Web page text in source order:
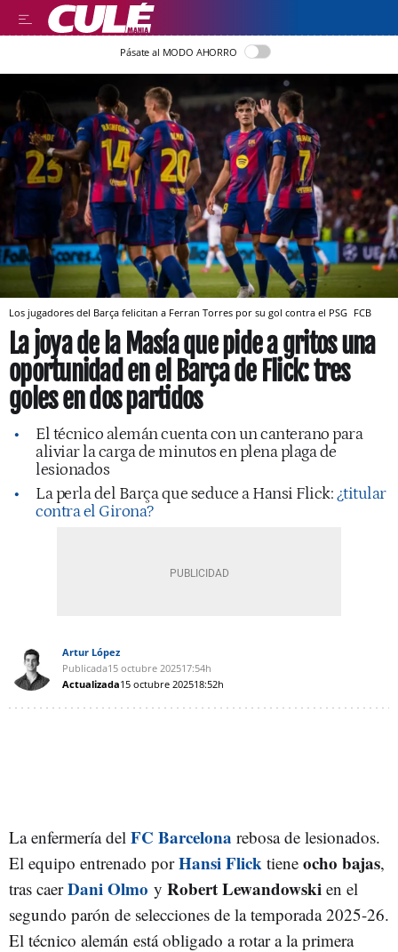
Pásate al MODO AHORRO
Los jugadores del Barça felicitan a Ferran Torres por su gol contra el PSG FCB
La joya de la Masía que pide a gritos una
oportunidad en el Barça de Flick: tres
goles en dos partidos
El técnico alemán cuenta con un canterano para
aliviar la carga de minutos en plena plaga de
lesionados
La perla del Barça que seduce a Hansi Flick:¿titular
contra el Girona?
Artur López
Publicada15 octubre 202517:54h
Actualizada15 octubre 202518:52h
La enfermería del FC Barcelona rebosa de lesionados.
El equipo entrenado porHansi Flick tiene ocho bajas,
tras caerDani Olmo y Robert Lewandowski en el
segundo parón de selecciones de la temporada 2025-26.
El técnico alemán está obligado a rotar a la primera